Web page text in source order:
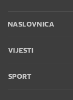
NASLOVNICA
VIJESTI
SPORT